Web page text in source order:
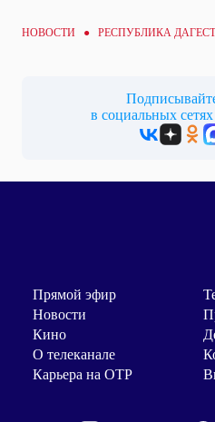
НОВОСТИ ● РЕСПУБЛИКА
в социальных
Прямой эфир
Новости
Кино
О телеканале
Карьера на ОТР